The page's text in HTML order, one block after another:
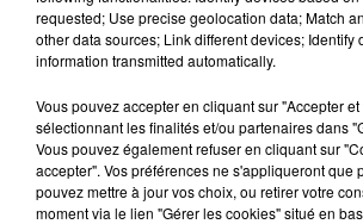
Tarif Gratuit
requested; Use precise geolocation data; Match
other data sources; Link different devices; Identify
information transmitted automatically.
Vous pouvez accepter en cliquant sur "Accepter
sélectionnant les finalités et/ou partenaires dans
Vous pouvez également refuser en cliquant sur
accepter". Vos préférences ne s'appliqueront que
pouvez mettre à jour vos choix, ou retirer votre
moment via le lien "Gérer les cookies" situé en